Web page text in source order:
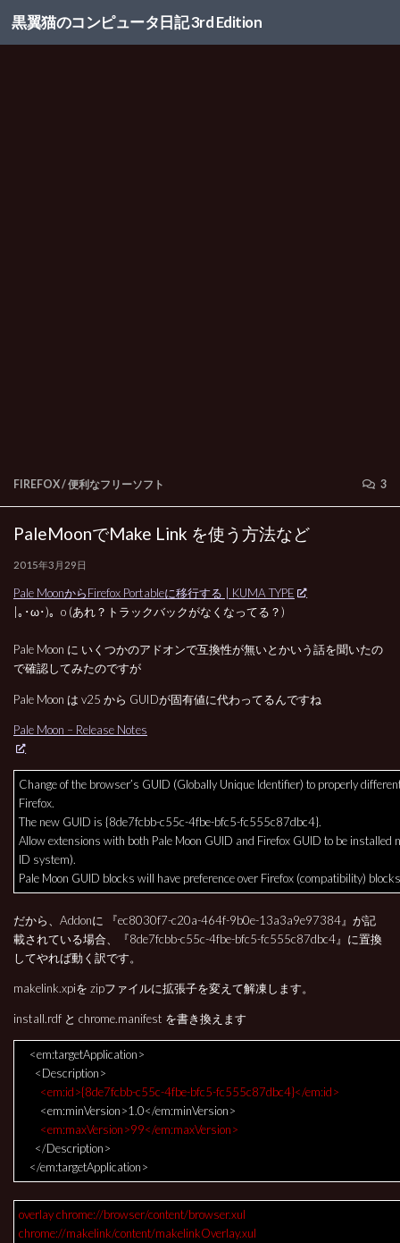
コンテンツへスキップ
黒翼猫のコンピュータ日記 3rd Edition
FIREFOX/便利なフリーソフト 3
PaleMoonでMake Link を使う方法など
2015年3月29日
Pale MoonからFirefox Portableに移行する | KUMA TYPE
|｡･ω･)。o (あれ？トラックバックがなくなってる？)
Pale Moon に いくつかのアドオンで互換性が無いとかいう話を聞いたの
で確認してみたのですが
Pale Moon は v25 から GUIDが固有値に代わってるんですね
Pale Moon – Release Notes
Change of the browser’s GUID (Globally Unique Identifier) to properly
Firefox.
The new GUID is {8de7fcbb-c55c-4fbe-bfc5-fc555c87dbc4}.
Allow extensions with both Pale Moon GUID and Firefox GUID to be installed
ID system).
Pale Moon GUID blocks will have preference over Firefox (compatibility)
だから、Addonに 『ec8030f7-c20a-464f-9b0e-13a3a9e97384』が記
載されている場合、『8de7fcbb-c55c-4fbe-bfc5-fc555c87dbc4』に置換
してやれば動く訳です。
makelink.xpiを zipファイルに拡張子を変えて解凍します。
install.rdf と chrome.manifest を書き換えます
<em:targetApplication>
<Description>
<em:id>{8de7fcbb-c55c-4fbe-bfc5-fc555c87dbc4}</em:id>
<em:minVersion>1.0</em:minVersion>
<em:maxVersion>99</em:maxVersion>
</Description>
</em:targetApplication>
overlay chrome://browser/content/browser.xul
chrome://makelink/content/makelinkOverlay.xul